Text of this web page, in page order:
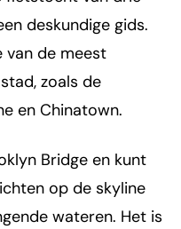
deskundige gids.
van de meest
zoals de
en Chinatown.
Bridge en kunt
op de skyline
wateren. Het is